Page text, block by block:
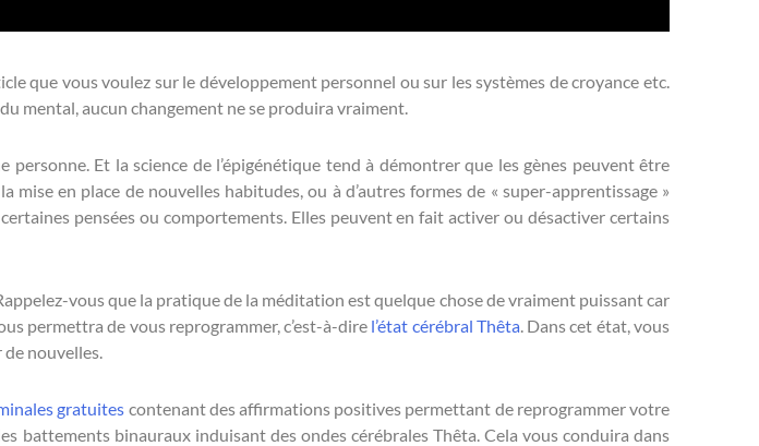
que vous voulez sur le développement personnel ou sur les systèmes de croyance etc.
mental, aucun changement ne se produira vraiment.
Et la science de l’épigénétique tend à démontrer que les gènes peuvent être
mise en place de nouvelles habitudes, ou à d’autres formes de « super-apprentissage »
pensées ou comportements. Elles peuvent en fait activer ou désactiver certains
vous que la pratique de la méditation est quelque chose de vraiment puissant car
permettra de vous reprogrammer, c’est-à-dire l’état cérébral Thêta. Dans cet état, vous
nouvelles.
gratuites contenant des affirmations positives permettant de reprogrammer votre
battements binauraux induisant des ondes cérébrales Thêta. Cela vous conduira dans